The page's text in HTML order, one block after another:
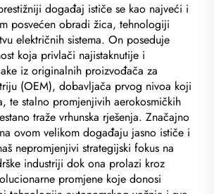
događaj ističe se kao najveći i
posvećen obradi žica, tehnologiji
električnih sistema. On poseduje
koja privlači najistaknutije i
iz originalnih proizvođača za
(OEM), dobavljača prvog nivoa koji
te stalno promjenjivih aerokosmičkih
traže vrhunska rješenja. Značajno
ovom velikom događaju jasno ističe i
nepromjenjivi strategijski fokus na
industriji dok ona prolazi kroz
promjene koje donosi